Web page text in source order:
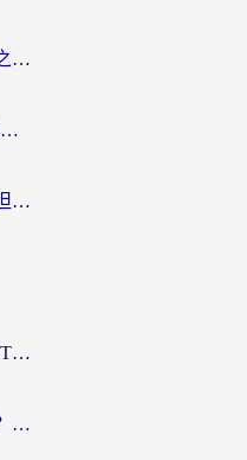
在欧洲怎么打绝地求生：未来之役不卡？留学生亲测的加速器避坑指南
人在美国玩BanG加速器，我的延迟终于绿了
海外玩坦克世界总卡顿？海外坦克世界加速器有哪些？实测好用的选择在这里
海外党亲测：在海外如何看CCTV？告别“仅限大陆播放”的实用指南
央视影音在海外可以看吗知乎？留学生亲测：3步解决地域限制+追剧自由